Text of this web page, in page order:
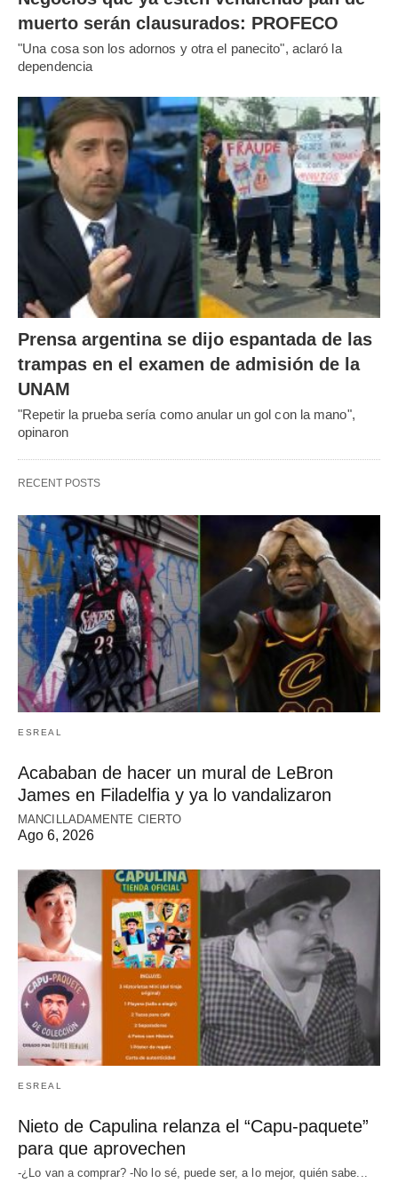
muerto serán clausurados: PROFECO
"Una cosa son los adornos y otra el panecito", aclaró la
dependencia
Prensa argentina se dijo espantada de las
trampas en el examen de admisión de la
UNAM
"Repetir la prueba sería como anular un gol con la mano",
opinaron
RECENT POSTS
ESREAL
Acababan de hacer un mural de LeBron
James en Filadelfia y ya lo vandalizaron
MANCILLADAMENTE CIERTO
Ago 6, 2026
ESREAL
Nieto de Capulina relanza el “Capu-paquete”
para que aprovechen
-¿Lo van a comprar? -No lo sé, puede ser, a lo mejor, quién sabe...